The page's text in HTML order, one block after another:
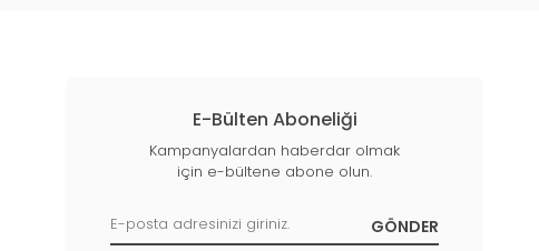
E-Bülten Aboneliği
Kampanyalardan haberdar olmak
için e-bültene abone olun.